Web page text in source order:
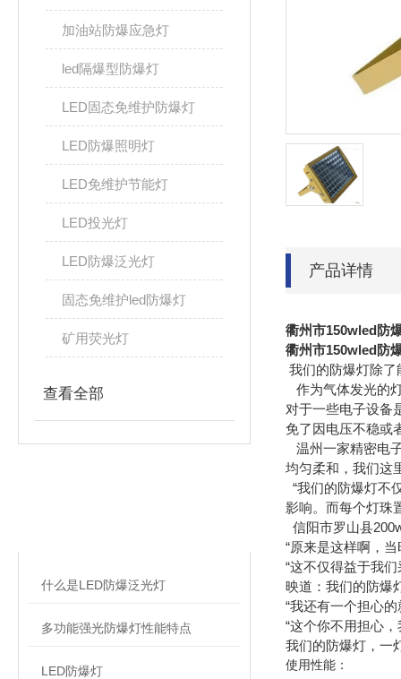
加油站防爆应急灯
led隔爆型防爆灯
LED固态免维护防爆灯
LED防爆照明灯
LED免维护节能灯
LED投光灯
LED防爆泛光灯
固态免维护led防爆灯
矿用荧光灯
查看全部
什么是LED防爆泛光灯
多功能强光防爆灯性能特点
LED防爆灯
产品详情
衢州市150wled防
衢州市150wled防
我们的防爆灯除
作为气体发光的
对于一些电子设备
免了因电压不稳或
温州一家精密电
均匀柔和，我们这
“我们的防爆灯不
影响。而每个灯珠
信阳市罗山县
“原来是这样啊，
“这不仅得益于我
映道：我们的防爆
“我还有一个担心
“这个你不用担心
我们的防爆灯，一
使用性能：